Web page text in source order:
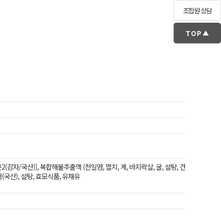
조합원 상담
TOP
자/국산)], 복합해물추출액 (천일염, 멸치, 게, 바지락살, 굴, 설탕, 건
국산), 설탕, 효모식품, 유채유